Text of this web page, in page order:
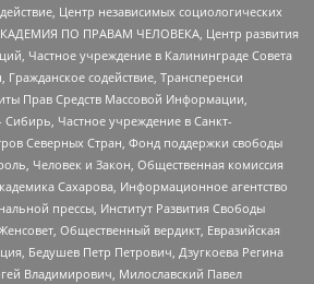
Центр независимых социологических
ПО ПРАВАМ ЧЕЛОВЕКА, Центр развития
Частное учреждение в Калининграде Совета
содействие, Трансперенси
Прав Средств Массовой Информации,
Сибирь, Частное учреждение в Санкт-
Северных Стран, Фонд поддержки свободы
Человек и Закон, Общественная комиссия
Сахарова, Информационное агентство
прессы, Институт Развития Свободы
Общественный вердикт, Евразийская
Бедушев Петр Петрович, Дзугкоева Регина
Владимирович, Милославский Павел